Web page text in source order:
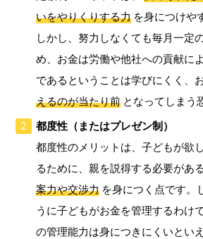
いをやりくりする力 を身につけや
しかし、努力しなくても毎月一定
め、お金は労働や他社への貢献に
であるということは学びにくく、
えるのが当たり前 となってしまう
都度性（またはプレゼン制）
都度性のメリットは、子どもが欲
るために、親を説得する必要があ
案力や交渉力 を身につく点です。
うに子どもがお金を管理するわけ
の管理能力は身につきにくいとい